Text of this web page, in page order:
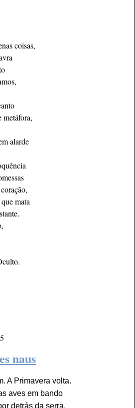
coisas,
metáfora,
alarde
mata
naus
A Primavera volta.
aves em bando
detrás da serra.